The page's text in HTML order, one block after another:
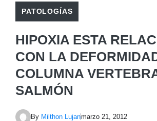
PATOLOGÍAS
HIPOXIA ESTA
CON LA
COLUMNA
SALMÓN
By Milthon Lujanmarzo 21, 2012